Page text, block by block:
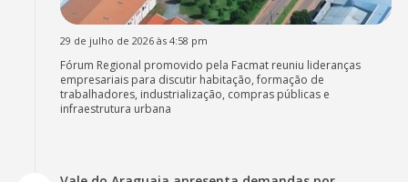
29 de julho de 2026 às 4:58 pm
Fórum Regional promovido pela Facmat reuniu lideranças
empresariais para discutir habitação, formação de
trabalhadores, industrialização, compras públicas e
infraestrutura urbana